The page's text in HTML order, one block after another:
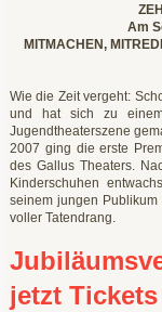
Am
MITMACHEN,
Wie die Zeit vergeht:
und hat sich zu
Jugendtheaterszene
2007 ging die erste
des Gallus Theaters.
Kinderschuhen
seinem jungen
voller Tatendrang.
jetzt